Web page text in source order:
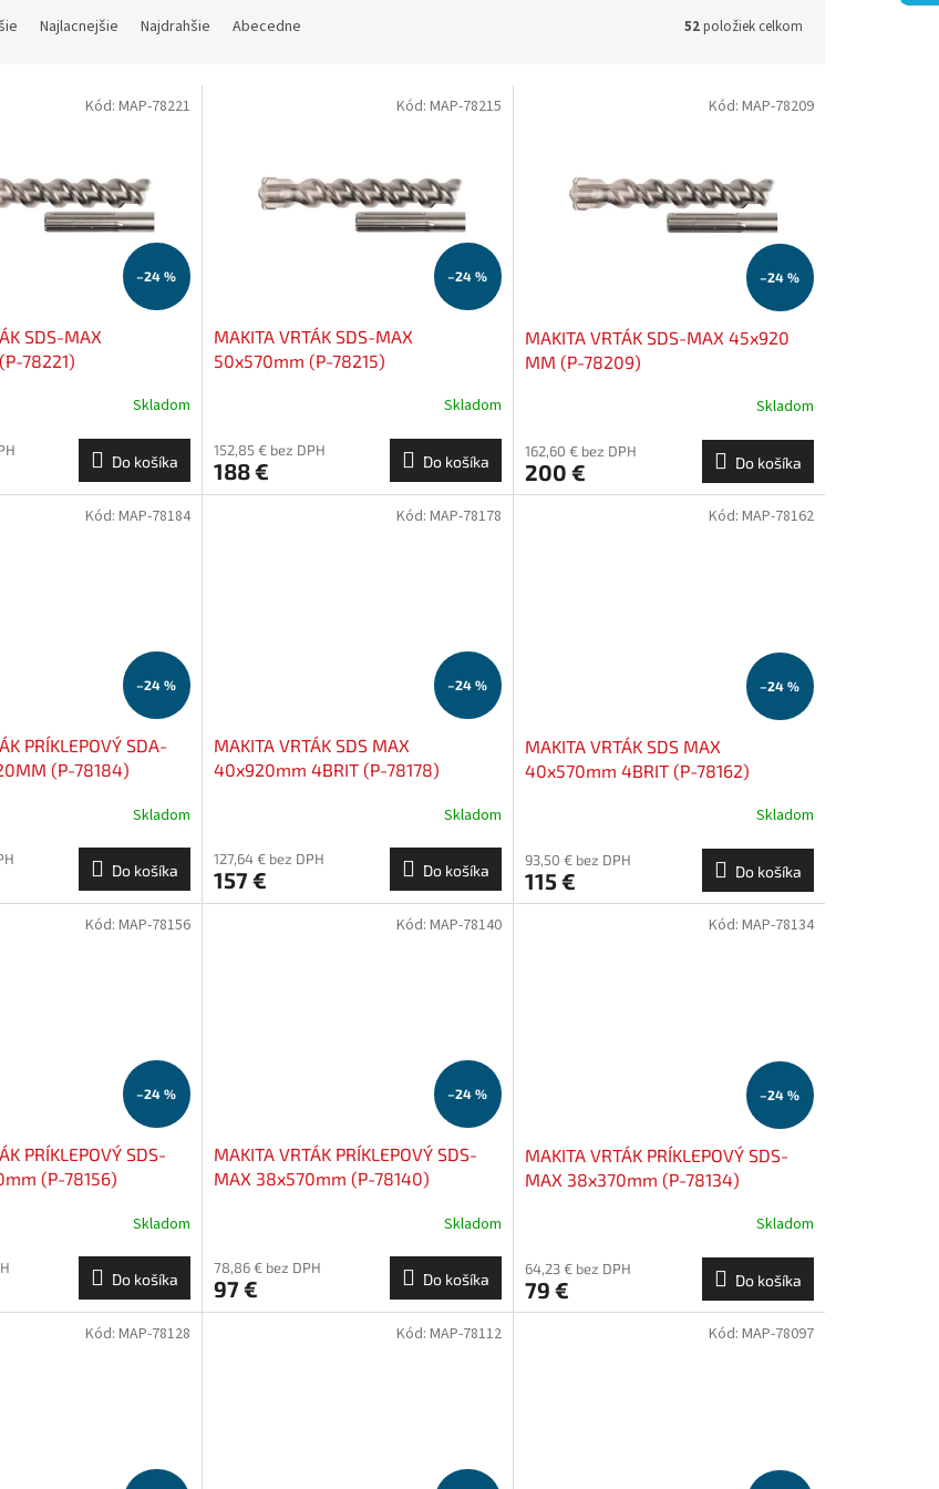
Najlacnejšie Najdrahšie Abecedne 52položiek celkom
–24 %
SDS-MAX
78221)
Skladom
Do košíka
Kód: MAP-78221
–24 %
MAKITA VRTÁK SDS-MAX
50x570mm (P-78215)
Skladom
152,85 € bez DPH
188 € Do košíka
Kód: MAP-78215
–24 %
MAKITA VRTÁK SDS-MAX 45x920
MM (P-78209)
Skladom
162,60 € bez DPH
200 € Do košíka
Kód: MAP-78209
–24 %
PRÍKLEPOVÝ SDA-
(P-78184)
Skladom
Do košíka
Kód: MAP-78184
–24 %
MAKITA VRTÁK SDS MAX
40x920mm 4BRIT (P-78178)
Skladom
127,64 € bez DPH
157 € Do košíka
Kód: MAP-78178
–24 %
MAKITA VRTÁK SDS MAX
40x570mm 4BRIT (P-78162)
Skladom
93,50 € bez DPH
115 € Do košíka
Kód: MAP-78162
–24 %
PRÍKLEPOVÝ SDS-
(P-78156)
Skladom
Do košíka
Kód: MAP-78156
–24 %
MAKITA VRTÁK PRÍKLEPOVÝ SDS-
MAX 38x570mm (P-78140)
Skladom
78,86 € bez DPH
97 € Do košíka
Kód: MAP-78140
–24 %
MAKITA VRTÁK PRÍKLEPOVÝ SDS-
MAX 38x370mm (P-78134)
Skladom
64,23 € bez DPH
79 € Do košíka
Kód: MAP-78134
Kód: MAP-78128 Kód: MAP-78112 Kód: MAP-78097